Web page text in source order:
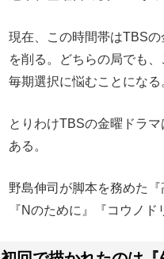
現在、この時間帯はTBS
を削る。どちらの局でも
毎期選択に悩むことにな
とりわけTBSの金曜ドラ
ある。
野島伸司が脚本を務めた
『Nのために』『コウノ